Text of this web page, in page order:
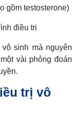
gồm testosterone)
điều trị
sinh mà nguyên
vài phỏng đoán
trị vô